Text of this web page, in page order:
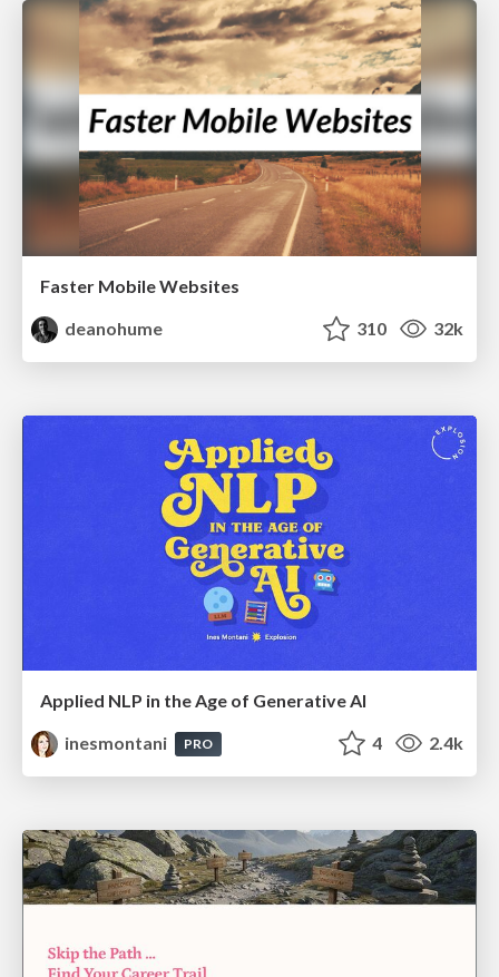
Faster Mobile Websites
deanohume
310 32k
Applied NLP in the Age of Generative AI
inesmontani
PRO 4 2.4k